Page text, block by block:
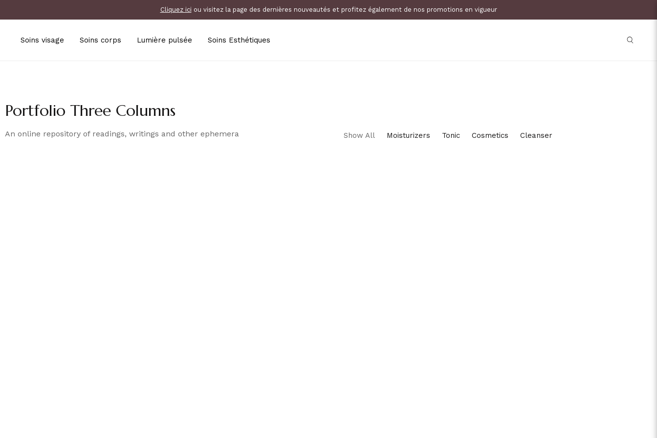
Cliquez ici ou visitez la page des dernières nouveautés et profitez également de nos promotions en vigueur
Soins visage Soins corps Lumière pulsée Soins Esthétiques
Portfolio Three Columns
An online repository of readings, writings and other ephemera Show All Moisturizers Tonic Cosmetics Cleanser